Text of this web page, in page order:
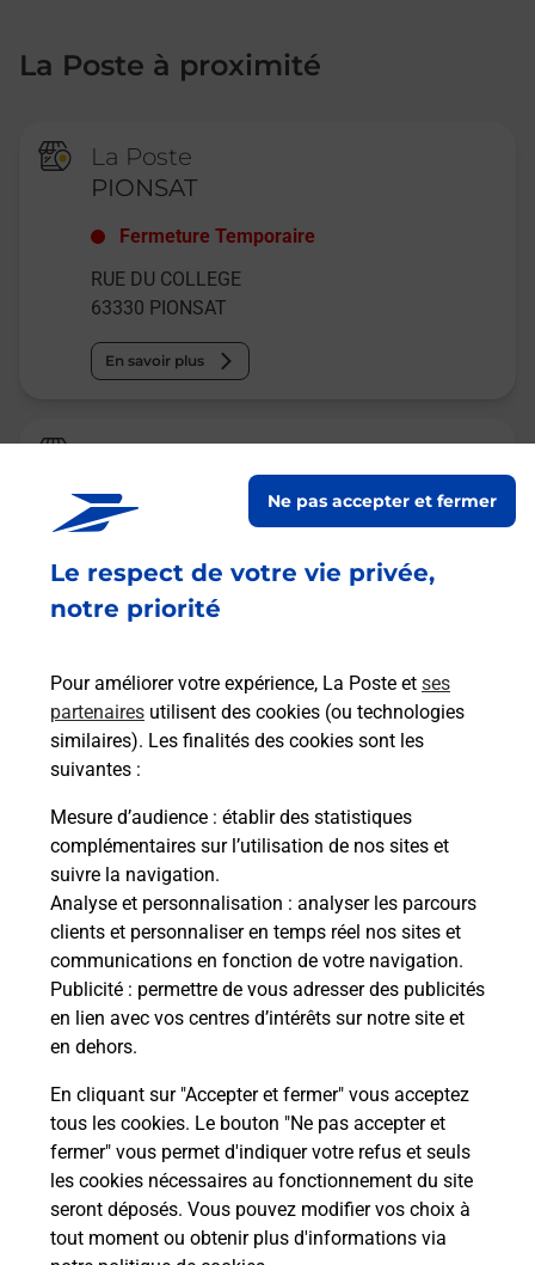
Le respect de votre vie privée,
notre priorité
Pour améliorer votre expérience, La Poste et ses
partenaires utilisent des cookies (ou technologies
similaires). Les finalités des cookies sont les
suivantes :
Mesure d’audience : établir des statistiques
complémentaires sur l’utilisation de nos sites et
suivre la navigation.
Analyse et personnalisation : analyser les parcours
clients et personnaliser en temps réel nos sites et
communications en fonction de votre navigation.
Publicité : permettre de vous adresser des publicités
en lien avec vos centres d’intérêts sur notre site et
en dehors.
En cliquant sur "Accepter et fermer" vous acceptez
tous les cookies. Le bouton "Ne pas accepter et
fermer" vous permet d'indiquer votre refus et seuls
les cookies nécessaires au fonctionnement du site
seront déposés. Vous pouvez modifier vos choix à
tout moment ou obtenir plus d'informations via
Ne pas accepter et fermer
La Poste à proximité
La Poste
PIONSAT
Fermeture Temporaire
RUE DU COLLEGE
63330 PIONSAT
En savoir plus
Relais Pickup
TOTAL ENERGIE
ouvre lundi à 08h00
1 ROUTE GENERAL DESAIX
63330 PIONSAT
Malin !
La Poste
en ligne
Ouvert 24h/24
En savoir plus
PIONSAT
CONSIGNE PICKUP INTERMARCHE PIONSAT